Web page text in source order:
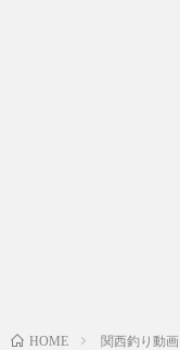
HOME 関西釣り動画